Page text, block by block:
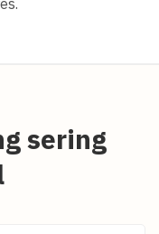
sering